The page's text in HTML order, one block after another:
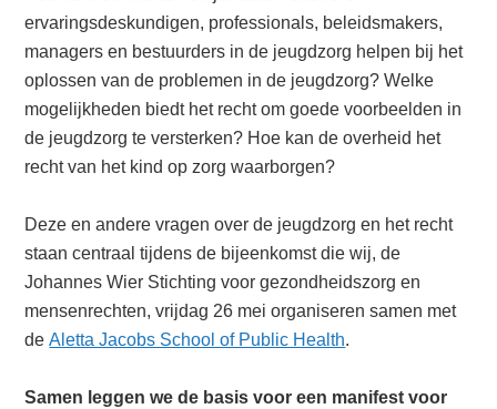
ervaringsdeskundigen, professionals, beleidsmakers,
managers en bestuurders in de jeugdzorg helpen bij het
oplossen van de problemen in de jeugdzorg? Welke
mogelijkheden biedt het recht om goede voorbeelden in
de jeugdzorg te versterken? Hoe kan de overheid het
recht van het kind op zorg waarborgen?
Deze en andere vragen over de jeugdzorg en het recht
staan centraal tijdens de bijeenkomst die wij, de
Johannes Wier Stichting voor gezondheidszorg en
mensenrechten, vrijdag 26 mei organiseren samen met
deAletta Jacobs School of Public Health.
Samen leggen we de basis voor een manifest voor